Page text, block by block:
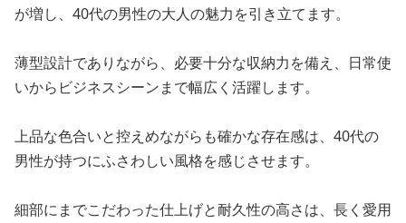
が増し、40代の男性の大人の魅力を引き立てます。
薄型設計でありながら、必要十分な収納力を備え、日常使
いからビジネスシーンまで幅広く活躍します。
上品な色合いと控えめながらも確かな存在感は、40代の
男性が持つにふさわしい風格を感じさせます。
細部にまでこだわった仕上げと耐久性の高さは、長く愛用